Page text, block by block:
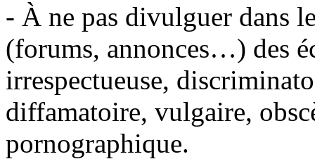
- À ne pas divulguer dans
(forums, annonces…) des
irrespectueuse,
diffamatoire, vulgaire,
pornographique.